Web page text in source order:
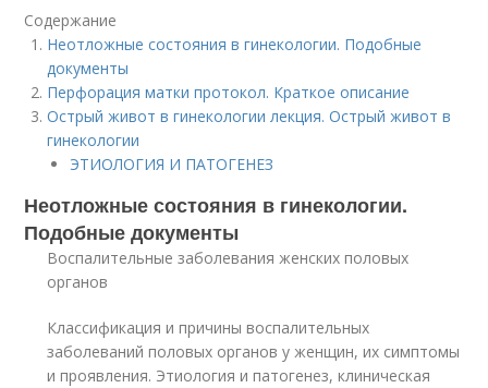
Содержание
Неотложные состояния в гинекологии. Подобные
документы
Перфорация матки протокол. Краткое описание
Острый живот в гинекологии лекция. Острый живот в
гинекологии
ЭТИОЛОГИЯ И ПАТОГЕНЕЗ
Неотложные состояния в гинекологии.
Подобные документы
Воспалительные заболевания женских половых
органов
Классификация и причины воспалительных
заболеваний половых органов у женщин, их симптомы
и проявления. Этиология и патогенез, клиническая